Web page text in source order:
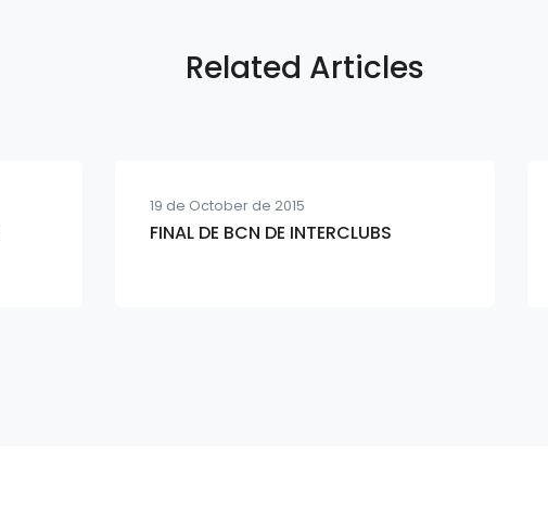
Related Articles
19 de October de 2015
FINAL DE BCN DE INTERCLUBS